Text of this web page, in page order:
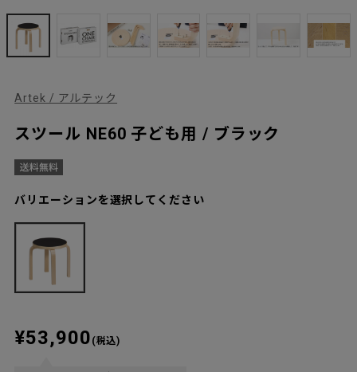
Artek / アルテック
スツール NE60 子ども用 / ブラック
バリエーションを選択してください
¥53,900 (税込)